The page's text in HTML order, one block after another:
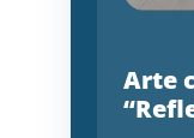
Arte